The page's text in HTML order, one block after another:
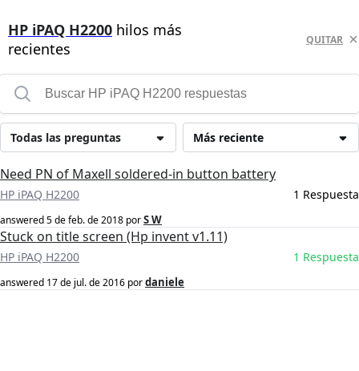
HP iPAQ H2200 hilos más
recientes
QUITAR
Más reciente
Todas las preguntas
Need PN of Maxell soldered-in button battery
HP iPAQ H2200 1 Respuesta
answered5 de feb. de 2018 porS W
Stuck on title screen (Hp invent v1.11)
HP iPAQ H2200 1 Respuesta
answered 17 de jul. de 2016 pordaniele